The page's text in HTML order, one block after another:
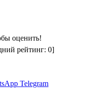
оценить!
рейтинг: 0]
Telegram